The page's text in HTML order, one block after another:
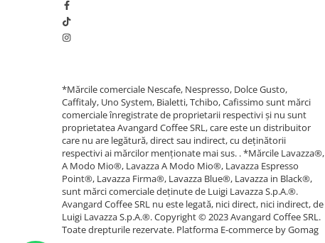
*Mărcile comerciale Nescafe, Nespresso, Dolce Gusto,
Caffitaly, Uno System, Bialetti, Tchibo, Cafissimo sunt mărci
comerciale înregistrate de proprietarii respectivi și nu sunt
proprietatea Avangard Coffee SRL, care este un distribuitor
care nu are legătură, direct sau indirect, cu deținătorii
respectivi ai mărcilor menționate mai sus. . *Mărcile Lavazza®,
A Modo Mio®, Lavazza A Modo Mio®, Lavazza Espresso
Point®, Lavazza Firma®, Lavazza Blue®, Lavazza in Black®,
sunt mărci comerciale deținute de Luigi Lavazza S.p.A.®.
Avangard Coffee SRL nu este legată, nici direct, nici indirect, de
Luigi Lavazza S.p.A.®. Copyright © 2023 Avangard Coffee SRL.
Toate drepturile rezervate. Platforma E-commerce by Gomag